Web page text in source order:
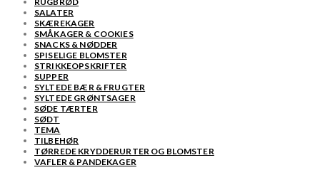
SALATER
SKÆREKAGER
SMÅKAGER & COOKIES
SNACKS & NØDDER
SPISELIGE BLOMSTER
STRIKKEOPSKRIFTER
SUPPER
SYLTEDE BÆR & FRUGTER
SYLTEDE GRØNTSAGER
SØDE TÆRTER
SØDT
TEMA
TILBEHØR
TØRREDE KRYDDERURTER OG BLOMSTER
VAFLER & PANDEKAGER